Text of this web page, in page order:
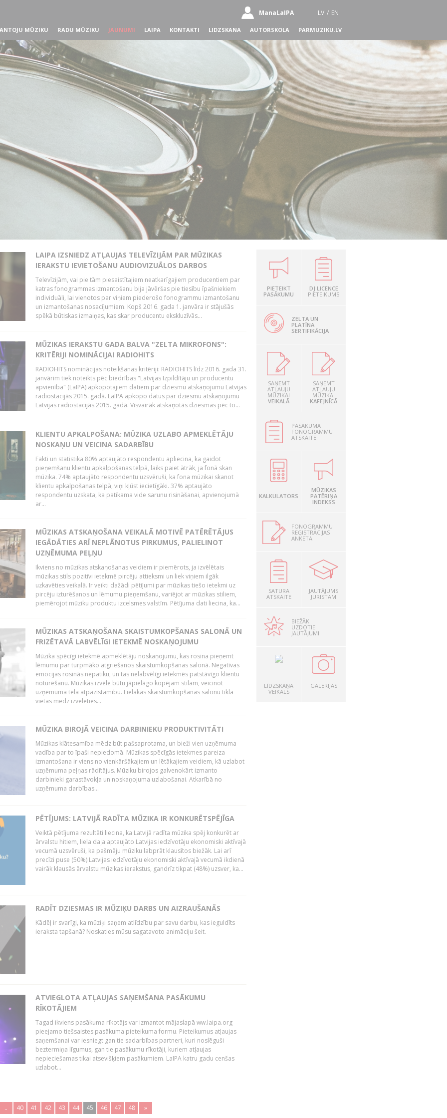
ManaLaIPA LV / EN
MŪZIKU RADU MŪZIKU JAUNUMI LAIPA KONTAKTI LIDZSKANA AUTORSKOLA PARMUZIKU.LV
LAIPA IZSNIEDZ ATĻAUJAS TELEVĪZIJĀM PAR MŪZIKAS
IERAKSTU IEVIETOŠANU AUDIOVIZUĀLOS DARBOS
Televīzijām, vai pie tām piesaistītajiem neatkarīgajiem producentiem par
katras fonogrammas izmantošanu bija jāvēršas pie tiesību īpašniekiem
individuāli, lai vienotos par viņiem piederošo fonogrammu izmantošanu
un izmantošanas nosacījumiem. Kopš 2016. gada 1. janvāra ir stājušās
spēkā būtiskas izmaiņas, kas skar producentu ekskluzīvās...
MŪZIKAS IERAKSTU GADA BALVA "ZELTA MIKROFONS":
KRITĒRIJI NOMINĀCIJAI RADIOHITS
RADIOHITS nominācijas noteikšanas kritēriji: RADIOHITS līdz 2016. gada 31.
janvārim tiek noteikts pēc biedrības "Latvijas Izpildītāju un producentu
apvienība" (LaIPA) apkopotajiem datiem par dziesmu atskaņojumu Latvijas
radiostacijās 2015. gadā. LaIPA apkopo datus par dziesmu atskaņojumu
Latvijas radiostacijās 2015. gadā. Visvairāk atskaņotās dziesmas pēc to...
KLIENTU APKALPOŠANA: MŪZIKA UZLABO APMEKLĒTĀJU
NOSKAŅU UN VEICINA SADARBĪBU
Fakti un statistika 80% aptaujāto respondentu apliecina, ka gaidot
pieņemšanu klientu apkalpošanas telpā, laiks paiet ātrāk, ja fonā skan
mūzika. 74% aptaujāto respondentu uzsvēruši, ka fona mūzikai skanot
klientu apkalpošanas telpā, viņi kļūst iecietīgāki. 37% aptaujāto
respondentu uzskata, ka patīkama vide sarunu risināšanai, apvienojumā
ar...
MŪZIKAS ATSKAŅOŠANA VEIKALĀ MOTIVĒ PATĒRĒTĀJUS
IEGĀDĀTIES ARĪ NEPLĀNOTUS PIRKUMUS, PALIELINOT
UZŅĒMUMA PEĻŅU
Ikviens no mūzikas atskaņošanas veidiem ir piemērots, ja izvēlētais
mūzikas stils pozitīvi ietekmē pircēju attieksmi un liek viņiem ilgāk
uzkavēties veikalā. Ir veikti dažādi pētījumi par mūzikas tiešo ietekmi uz
pircēju izturēšanos un lēmumu pieņemšanu, variējot ar mūzikas stiliem,
piemērojot mūziku produktu izcelsmes valstīm. Pētījuma dati liecina, ka...
MŪZIKAS ATSKAŅOŠANA SKAISTUMKOPŠANAS SALONĀ UN
FRIZĒTAVĀ LABVĒLĪGI IETEKMĒ NOSKAŅOJUMU
Mūzika spēcīgi ietekmē apmeklētāju noskaņojumu, kas rosina pieņemt
lēmumu par turpmāko atgriešanos skaistumkopšanas salonā. Negatīvas
emocijas rosinās nepatiku, un tas nelabvēlīgi ietekmēs patstāvīgo klientu
noturēšanu. Mūzikas izvēle būtu jāpielāgo kopējam stilam, veicinot
uzņēmuma tēla atpazīstamību. Lielākās skaistumkopšanas salonu tīkla
vietas mēdz izvēlēties...
MŪZIKA BIROJĀ VEICINA DARBINIEKU PRODUKTIVITĀTI
Mūzikas klātesamība mēdz būt pašsaprotama, un bieži vien uzņēmuma
vadība par to īpaši nepiedomā. Mūzikas spēcīgās ietekmes pareiza
izmantošana ir viens no vienkāršākajiem un lētākajiem veidiem, kā uzlabot
uzņēmuma peļņas rādītājus. Mūziku birojos galvenokārt izmanto
darbinieki garastāvokļa un noskaņojuma uzlabošanai. Atkarībā no
uzņēmuma darbības...
PĒTĪJUMS: LATVIJĀ RADĪTA MŪZIKA IR KONKURĒTSPĒJĪGA
Veiktā pētījuma rezultāti liecina, ka Latvijā radīta mūzika spēj konkurēt ar
ārvalstu hitiem, liela daļa aptaujāto Latvijas iedzīvotāju ekonomiski aktīvajā
vecumā uzsvēruši, ka pašmāju mūziku labprāt klausītos biežāk. Lai arī
precīzi puse (50%) Latvijas iedzīvotāju ekonomiski aktīvajā vecumā ikdienā
vairāk klausās ārvalstu mūzikas ierakstus, gandrīz tikpat (48%) uzsver, ka...
RADĪT DZIESMAS IR MŪZIĶU DARBS UN AIZRAUŠANĀS
Kādēļ ir svarīgi, ka mūziķi saņem atlīdzību par savu darbu, kas ieguldīts
ieraksta tapšanā? Noskaties mūsu sagatavoto animāciju šeit.
ATVIEGLOTA ATĻAUJAS SAŅEMŠANA PASĀKUMU
RĪKOTĀJIEM
Tagad ikviens pasākuma rīkotājs var izmantot mājaslapā ww.laipa.org
pieejamo tiešsaistes pasākuma pieteikuma formu. Pieteikumus atļaujas
saņemšanai var iesniegt gan tie sadarbības partneri, kuri noslēguši
beztermiņa līgumus, gan tie pasākumu rīkotāji, kuriem atļaujas
nepieciešamas tikai atsevišķiem pasākumiem. LaIPA katru gadu cenšas
uzlabot...
.. 40 41 42 43 44 45 46 47 48 »
PIETEIKT
PASĀKUMU
DJ LICENCE
PIETEIKUMS
ZELTA UN
PLATĪNA
SERTIFIKĀCIJA
SAŅEMT
ATĻAUJU
MŪZIKAI
VEIKALĀ
SAŅEMT
ATĻAUJU
MŪZIKAI
KAFEJNĪCĀ
PASĀKUMA
FONOGRAMMU
ATSKAITE
KALKULATORS
MŪZIKAS
PATĒRIŅA
INDEKSS
FONOGRAMMU
REĢISTRĀCIJAS
ANKETA
SATURA
ATSKAITE
JAUTĀJUMS
JURISTAM
BIEŽĀK
UZDOTIE
JAUTĀJUMI
LĪDZSKAŅA
VEIKALS
GALERIJAS